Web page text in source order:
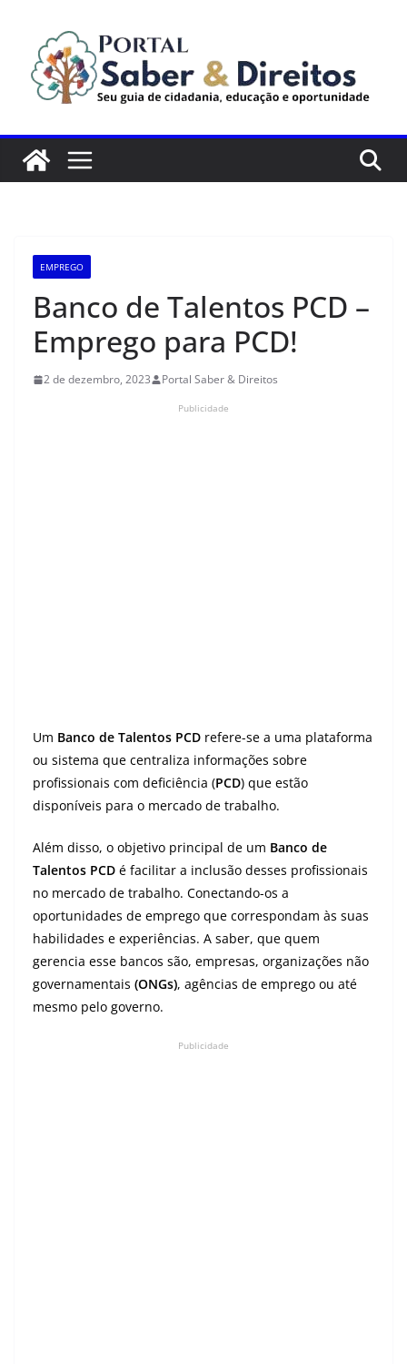
conteúdo
EMPREGO
Banco de Talentos PCD –
Emprego para PCD!
2 de dezembro, 2023 Portal Saber & Direitos
Publicidade
Um Banco de Talentos PCD refere-se a uma plataforma
ou sistema que centraliza informações sobre
profissionais com deficiência (PCD) que estão
disponíveis para o mercado de trabalho.
Além disso, o objetivo principal de um Banco de
Talentos PCD é facilitar a inclusão desses profissionais
no mercado de trabalho. Conectando-os a
oportunidades de emprego que correspondam às suas
habilidades e experiências. A saber, que quem
gerencia esse bancos são, empresas, organizações não
governamentais (ONGs), agências de emprego ou até
mesmo pelo governo.
Publicidade